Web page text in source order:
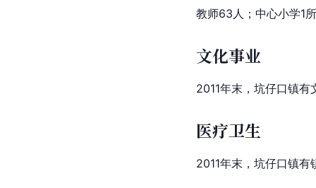
教师63人；中心小学1
文化事业
2011年末，坑仔口镇
医疗卫生
2011年末，坑仔口镇